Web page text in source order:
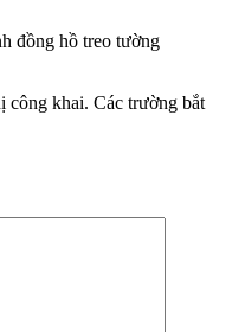
đồng hồ treo tường
công khai. Các trường bắt